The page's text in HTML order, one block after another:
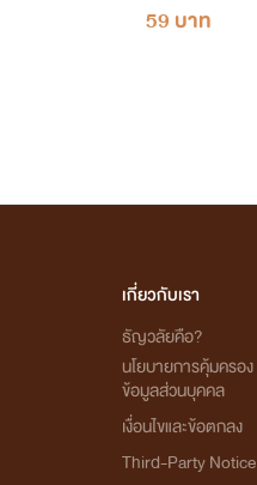
59 บาท
เกี่ยวกับเรา
ธัญวลัยคือ?
นโยบายการคุ้มครอง
ข้อมูลส่วนบุคคล
เงื่อนไขและข้อตกลง
Third-Party Notice